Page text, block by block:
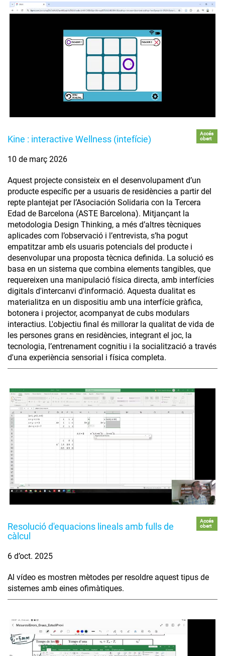
Kine : interactive Wellness (intefície)
Accés
obert
10 de març 2026
Aquest projecte consisteix en el desenvolupament d’un
producte específic per a usuaris de residències a partir del
repte plantejat per l’Asociación Solidaria con la Tercera
Edad de Barcelona (ASTE Barcelona). Mitjançant la
metodologia Design Thinking, a més d’altres tècniques
aplicades com l’observació i l’entrevista, s’ha pogut
empatitzar amb els usuaris potencials del producte i
desenvolupar una proposta tècnica definida. La solució es
basa en un sistema que combina elements tangibles, que
requereixen una manipulació física directa, amb interfícies
digitals d'intercanvi d'informació. Aquesta dualitat es
materialitza en un dispositiu amb una interfície gràfica,
botonera i projector, acompanyat de cubs modulars
interactius. L'objectiu final és millorar la qualitat de vida de
les persones grans en residències, integrant el joc, la
tecnologia, l’entrenament cognitiu i la socialització a través
d'una experiència sensorial i física completa.
Resolució d'equacions lineals amb fulls de
càlcul
Accés
obert
6 d’oct. 2025
Al vídeo es mostren mètodes per resoldre aquest tipus de
sistemes amb eines ofimàtiques.